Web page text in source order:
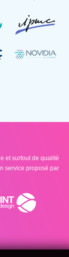
et surtout de qualité
service proposé par